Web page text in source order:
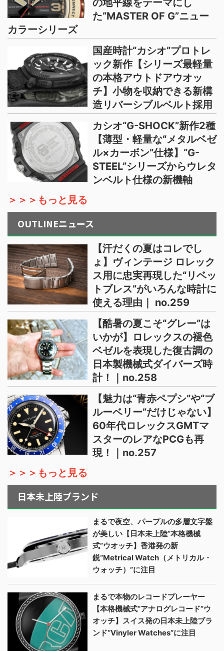
の地平線をテーマにし
た“MASTER OF G”ニュー
カラーシリーズ
国産時計“カシオ”プロトレ
ック新作【シリーズ最軽量
の本格アウトドアウオッ
チ】小物を収納できる新構
造リバーシブルベルト採用
カシオ“G-SHOCK”新作2種
【薄型・軽量な“メタルベゼ
ル×カーボン”仕様】“G-
STEEL”シリーズからウレタ
ンベルト仕様の新機軸
＞＞＞もっと見る
OUTLINEニュース
【汗だくの夏はコレでし
ょ】ヴィンテージ ロレック
ス用に忠実再現した“リベッ
トブレス”がいろんな時計に
使える理由｜ no.259
【酷暑の夏こそ“グレー”は
いかが】ロレックスの褪色
ベゼルを表現した復古調の
日本製機械式ダイバーズ時
計！｜no.258
【魅力は“青赤ペプシ”や“ブ
ルーベリー”だけじゃない】
60年代ロレックスGMTマ
スターのレアなPCGも再
現！｜no.257
＞＞＞もっと見る
日本未上陸ブランド
まるで夜空、パープルの多層文字盤
が美しい【日本未上陸“本格機械
式”ウオッチ】香港発の新
鋭“Metrical Watch（メトリカル・
ウォッチ）”に注目
まるで本物のレコードプレーヤー
【本格機械式“アナログレコード”ウ
オッチ】スイス発の日本未上陸ブラ
ンド“Vinyler Watches”に注目